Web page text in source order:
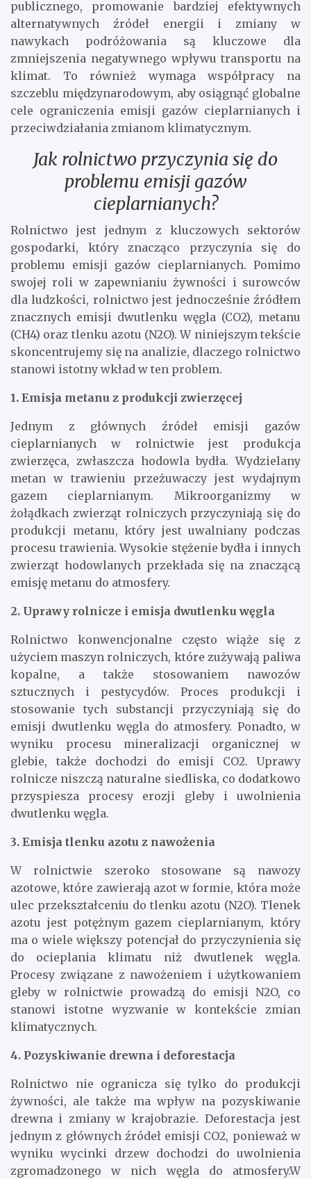
publicznego, promowanie bardziej efektywnych
alternatywnych źródeł energii i zmiany w
nawykach podróżowania są kluczowe dla
zmniejszenia negatywnego wpływu transportu na
klimat. To również wymaga współpracy na
szczeblu międzynarodowym, aby osiągnąć globalne
cele ograniczenia emisji gazów cieplarnianych i
przeciwdziałania zmianom klimatycznym.
Jak rolnictwo przyczynia się do
problemu emisji gazów
cieplarnianych?
Rolnictwo jest jednym z kluczowych sektorów
gospodarki, który znacząco przyczynia się do
problemu emisji gazów cieplarnianych. Pomimo
swojej roli w zapewnianiu żywności i surowców
dla ludzkości, rolnictwo jest jednocześnie źródłem
znacznych emisji dwutlenku węgla (CO2), metanu
(CH4) oraz tlenku azotu (N2O). W niniejszym tekście
skoncentrujemy się na analizie, dlaczego rolnictwo
stanowi istotny wkład w ten problem.
1. Emisja metanu z produkcji zwierzęcej
Jednym z głównych źródeł emisji gazów
cieplarnianych w rolnictwie jest produkcja
zwierzęca, zwłaszcza hodowla bydła. Wydzielany
metan w trawieniu przeżuwaczy jest wydajnym
gazem cieplarnianym. Mikroorganizmy w
żołądkach zwierząt rolniczych przyczyniają się do
produkcji metanu, który jest uwalniany podczas
procesu trawienia. Wysokie stężenie bydła i innych
zwierząt hodowlanych przekłada się na znaczącą
emisję metanu do atmosfery.
2. Uprawy rolnicze i emisja dwutlenku węgla
Rolnictwo konwencjonalne często wiąże się z
użyciem maszyn rolniczych, które zużywają paliwa
kopalne, a także stosowaniem nawozów
sztucznych i pestycydów. Proces produkcji i
stosowanie tych substancji przyczyniają się do
emisji dwutlenku węgla do atmosfery. Ponadto, w
wyniku procesu mineralizacji organicznej w
glebie, także dochodzi do emisji CO2. Uprawy
rolnicze niszczą naturalne siedliska, co dodatkowo
przyspiesza procesy erozji gleby i uwolnienia
dwutlenku węgla.
3. Emisja tlenku azotu z nawożenia
W rolnictwie szeroko stosowane są nawozy
azotowe, które zawierają azot w formie, która może
ulec przekształceniu do tlenku azotu (N2O). Tlenek
azotu jest potężnym gazem cieplarnianym, który
ma o wiele większy potencjał do przyczynienia się
do ocieplania klimatu niż dwutlenek węgla.
Procesy związane z nawożeniem i użytkowaniem
gleby w rolnictwie prowadzą do emisji N2O, co
stanowi istotne wyzwanie w kontekście zmian
klimatycznych.
4. Pozyskiwanie drewna i deforestacja
Rolnictwo nie ogranicza się tylko do produkcji
żywności, ale także ma wpływ na pozyskiwanie
drewna i zmiany w krajobrazie. Deforestacja jest
jednym z głównych źródeł emisji CO2, ponieważ w
wyniku wycinki drzew dochodzi do uwolnienia
zgromadzonego w nich węgla do atmosfery.W